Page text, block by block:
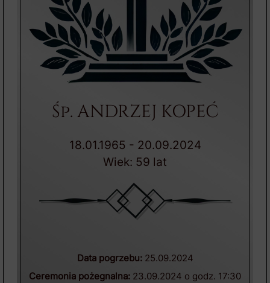
Śp. ANDRZEJ KOPEĆ
18.01.1965 - 20.09.2024
Wiek: 59 lat
Data pogrzebu:25.09.2024
Ceremonia pożegnalna: 23.09.2024 o godz. 17:30